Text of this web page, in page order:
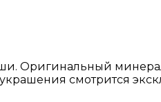
Оригинальный
смотрится